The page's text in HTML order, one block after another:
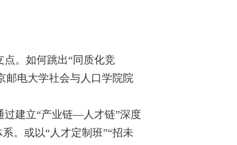
。如何跳出“同质化竞
邮电大学社会与人口学院院
过建立“产业链—人才链”深度
。或以“人才定制班”“招未